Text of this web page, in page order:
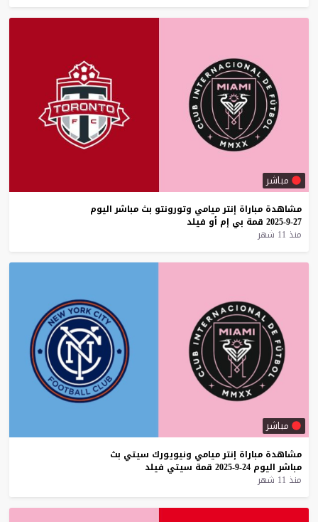
مباشر
مشاهدة مباراة إنترميامي وتورونتو بث مباشر اليوم
27-9-2025
قمة بي إم أو فيلد
منذ 11 شهر
مباشر
مشاهدة مباراة إنترميامي ونيويورك سيتي بث
مباشر اليوم 24-9-2025 قمة سيتي فيلد
منذ 11 شهر